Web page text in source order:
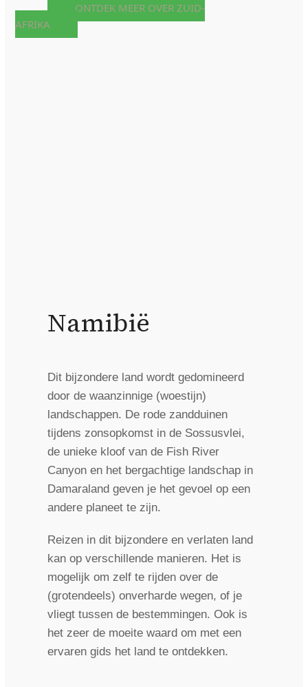
ONTDEK MEER OVER ZUID-
AFRIKA
Namibië
Dit bijzondere land wordt gedomineerd
door de waanzinnige (woestijn)
landschappen. De rode zandduinen
tijdens zonsopkomst in de Sossusvlei,
de unieke kloof van de Fish River
Canyon en het bergachtige landschap in
Damaraland geven je het gevoel op een
andere planeet te zijn.
Reizen in dit bijzondere en verlaten land
kan op verschillende manieren. Het is
mogelijk om zelf te rijden over de
(grotendeels) onverharde wegen, of je
vliegt tussen de bestemmingen. Ook is
het zeer de moeite waard om met een
ervaren gids het land te ontdekken.